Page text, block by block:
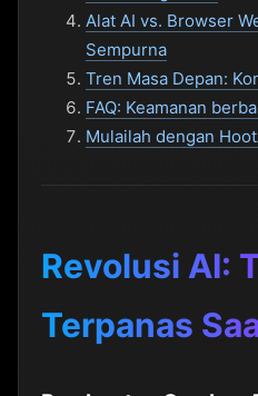
Alat AI vs. Browser
Sempurna
Tren Masa Depan:
FAQ: Keamanan
Mulailah dengan
Revolusi AI:
Terpanas